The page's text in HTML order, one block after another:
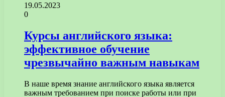
19.05.2023
0
Курсы английского языка:
эффективное обучение
чрезвычайно важным навыкам
В наше время знание английского языка является
важным требованием при поиске работы или при